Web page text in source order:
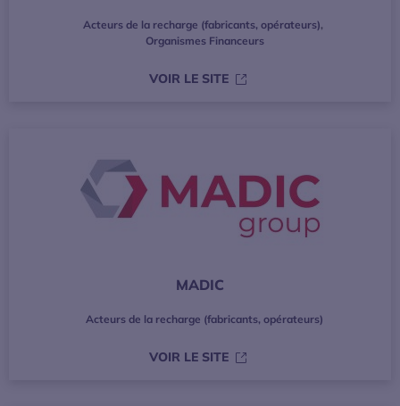
Acteurs de la recharge (fabricants, opérateurs),
Organismes Financeurs
VOIR LE SITES’OUVRE DANS UNE
MADIC
Acteurs de la recharge (fabricants, opérateurs)
VOIR LE SITES’OUVRE DANS UNE